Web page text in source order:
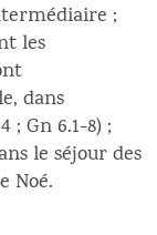
;
les
dans
; Gn 6.1-8) ;
le séjour des
Noé.